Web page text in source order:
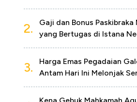
2.
Gaji dan Bonus Paskibraka
yang Bertugas di Istana
3.
Harga Emas Pegadaian
Antam Hari Ini Melonjak